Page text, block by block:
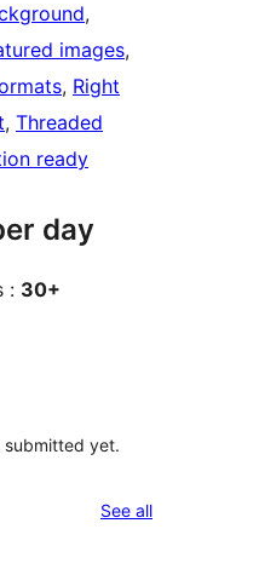
images
, Right
, Threaded
ready
day
: 30+
submitted yet.
See allreviews